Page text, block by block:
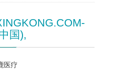
国),
医疗